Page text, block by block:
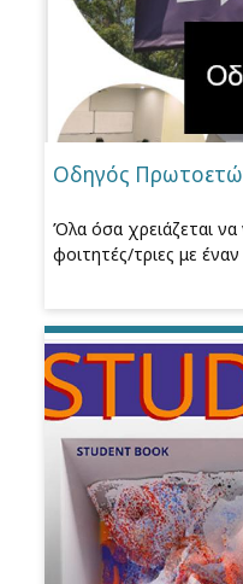
Οδηγός
Όλα όσα χρειάζεται
φοιτητές/τριες με